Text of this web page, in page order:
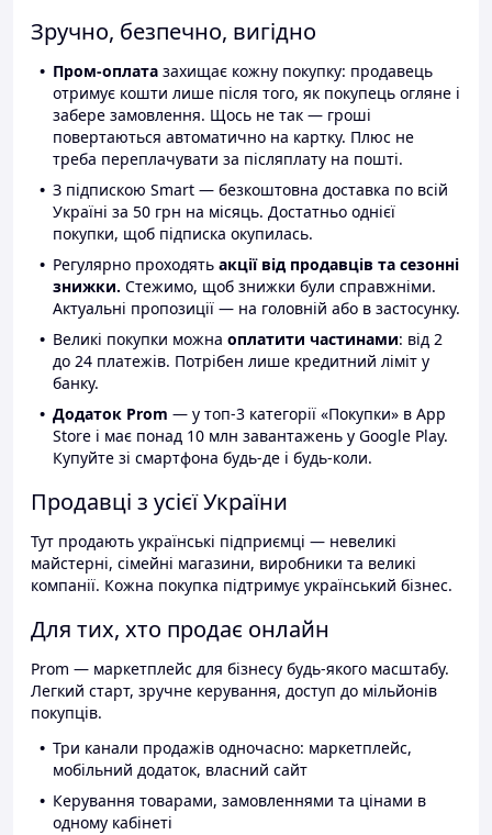
Зручно, безпечно, вигідно
Пром-оплата захищає кожну покупку: продавець
отримує кошти лише після того, як покупець огляне і
забере замовлення. Щось не так — гроші
повертаються автоматично на картку. Плюс не
треба переплачувати за післяплату на пошті.
З підпискою Smart — безкоштовна доставка по всій
Україні за 50 грн на місяць. Достатньо однієї
покупки, щоб підписка окупилась.
Регулярно проходять акції від продавців та сезонні
знижки. Стежимо, щоб знижки були справжніми.
Актуальні пропозиції — на головній або в застосунку.
Великі покупки можна оплатити частинами: від 2
до 24 платежів. Потрібен лише кредитний ліміт у
банку.
Додаток Prom — у топ-3 категорії «Покупки» в App
Store і має понад 10 млн завантажень у Google Play.
Купуйте зі смартфона будь-де і будь-коли.
Продавці з усієї України
Тут продають українські підприємці — невеликі
майстерні, сімейні магазини, виробники та великі
компанії. Кожна покупка підтримує український бізнес.
Для тих, хто продає онлайн
Prom — маркетплейс для бізнесу будь-якого масштабу.
Легкий старт, зручне керування, доступ до мільйонів
покупців.
Три канали продажів одночасно: маркетплейс,
мобільний додаток, власний сайт
Керування товарами, замовленнями та цінами в
одному кабінеті